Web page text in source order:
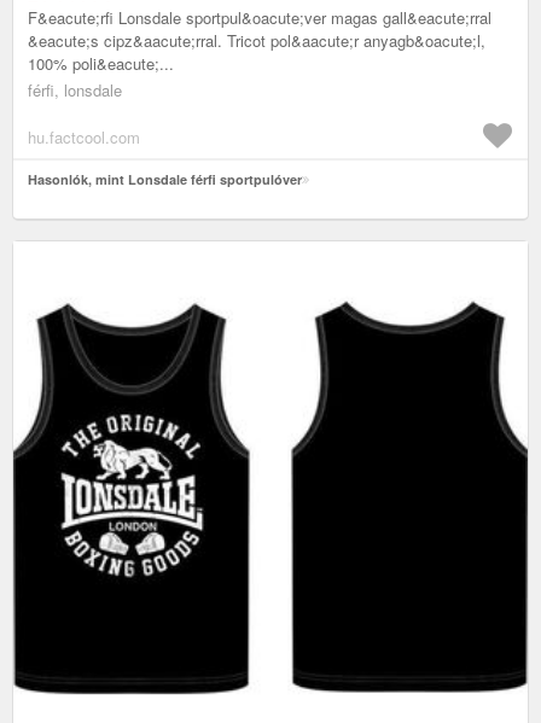
F&eacute;rfi Lonsdale sportpul&oacute;ver magas gall&eacute;rral
&eacute;s cipz&aacute;rral. Tricot pol&aacute;r anyagb&oacute;l,
100% poli&eacute;...
férfi, lonsdale
hu.factcool.com
Hasonlók, mint Lonsdale férfi sportpulóver